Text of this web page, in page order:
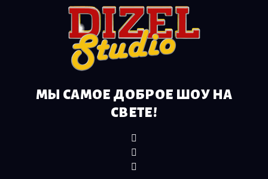
МЫ САМОЕ ДОБРОЕ ШОУ НА
СВЕТЕ!